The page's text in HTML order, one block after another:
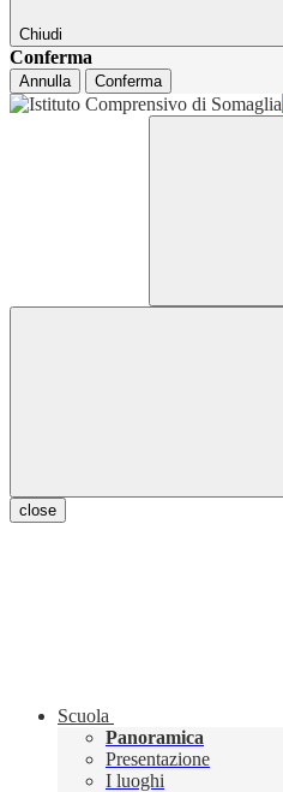
Chiudi
Conferma
Annulla Conferma
close
Scuola
Panoramica
Presentazione
I luoghi